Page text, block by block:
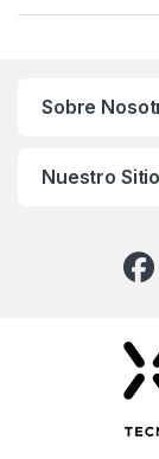
Sobre
Nuestro Sitio